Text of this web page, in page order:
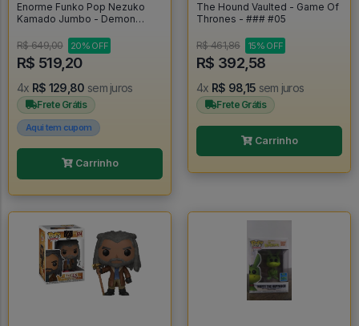
Enorme Funko Pop Nezuko
Kamado Jumbo - Demon
R$ 649,00
20% OFF
R$ 519,20
4x R$ 129,80 sem juros
Frete Grátis
Aqui tem cupom
Carrinho
The Hound Vaulted - Game Of
Thrones - ### #05
R$ 461,86 15% OFF
R$ 392,58
4x R$ 98,15 sem juros
Frete Grátis
Carrinho